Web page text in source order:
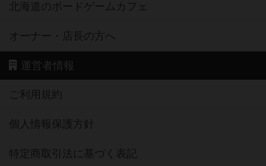
北海道のボードゲームカフェ
オーナー・店長の方へ
運営者情報
ご利用規約
個人情報保護方針
特定商取引法に基づく表記